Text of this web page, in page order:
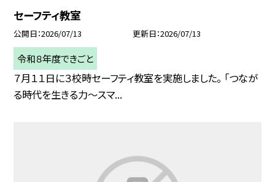
セーフティ教室
公開日 2026/07/13 更新日 2026/07/13
令和８年度できごと
７月１１日に３校時セーフティ教室を実施しました。 「つなが
る時代を生きる力～スマ...